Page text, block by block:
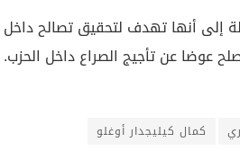
أنها تهدف لتحقيق تصالح داخل
عوضا عن تأجيج الصراع داخل
كمال كيليجدار أوغلو